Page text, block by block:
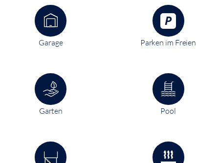
Garage Parken im Freien
Garten Pool